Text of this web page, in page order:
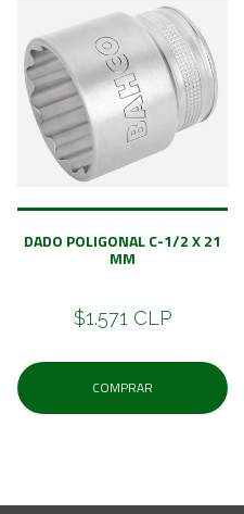
DADO POLIGONAL C-1/2 X 21
MM
$1.571 CLP
COMPRAR